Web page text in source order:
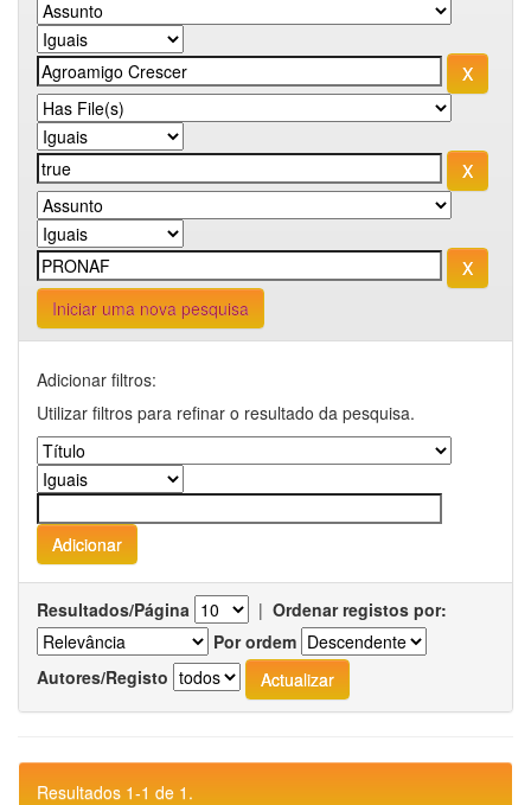
Iniciar uma nova pesquisa
Adicionar filtros:
Utilizar filtros para refinar o resultado da pesquisa.
Resultados/Página | Ordenar registos por:
Por ordem
Autores/Registo
Resultados 1-1 de 1.